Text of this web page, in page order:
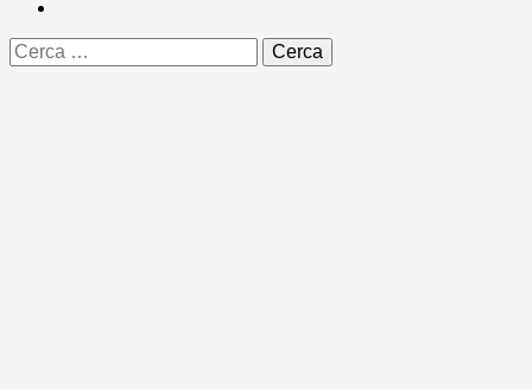
Ricerca
per: